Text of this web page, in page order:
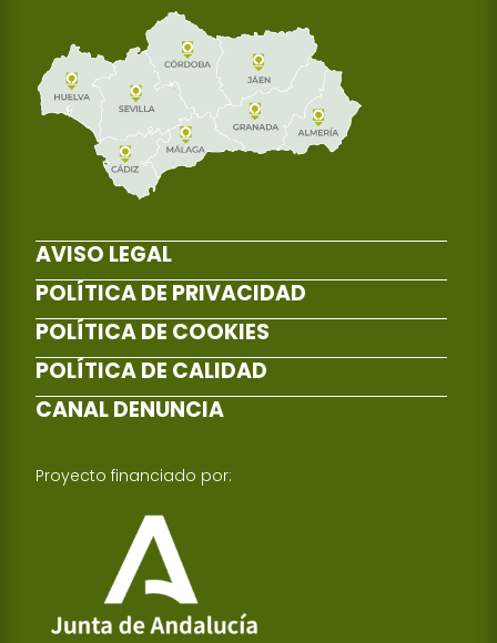
AVISO LEGAL
POLÍTICA DE PRIVACIDAD
POLÍTICA DE COOKIES
POLÍTICA DE CALIDAD
CANAL DENUNCIA
Proyecto financiado por: